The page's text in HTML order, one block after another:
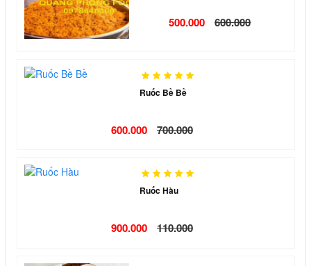
500.000 600.000
Ruốc Bề Bề
600.000 700.000
Ruốc Hàu
900.000 110.000